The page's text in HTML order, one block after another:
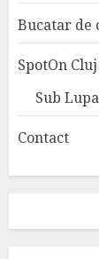
Bucatar de
SpotOn Cluj
Sub Lupa
Contact